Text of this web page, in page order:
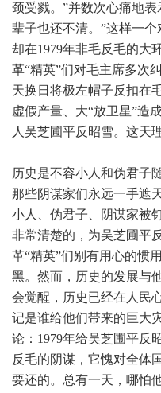
颈受戮。”并数次心痛地
辈子也还不清。”这样一个
却在1979年非毛反毛的大
革“精英”们对毛主席多次
天换日将极左帽子反扣在
虚假产量、大“放卫星”造
人吴芝圃平反昭雪。这
历史是不容小人和伪君子
那些阴谋家们永远一手遮
小人、伪君子、阴谋家被
非常清楚的，为吴芝圃平
革“精英”们别有用心的惯
黑。然而，历史的发展与
会觉醒，历史已经在人民
记是谁给他们带来的巨大
论：1979年给吴芝圃平反
反毛的阴谋，它愧对全体
要还的。总有一天，哪怕